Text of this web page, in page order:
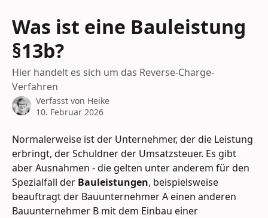
Was ist eine Bauleistung
§13b?
Hier handelt es sich um das Reverse-Charge-
Verfahren
Verfasst von Heike
10. Februar 2026
Normalerweise ist der Unternehmer, der die Leistung
erbringt, der Schuldner der Umsatzsteuer. Es gibt
aber Ausnahmen - die gelten unter anderem für den
Spezialfall der Bauleistungen, beispielsweise
beauftragt der Bauunternehmer A einen anderen
Bauunternehmer B mit dem Einbau einer